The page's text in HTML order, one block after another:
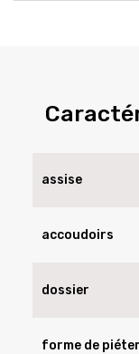
assise
accoudoirs
dossier
forme de